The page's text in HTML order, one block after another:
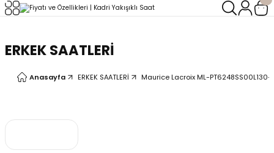
ERKEK SAATLERİ
Anasayfa ERKEK SAATLERİ Maurice Lacroix ML-
Geri Dön
Geri Dön